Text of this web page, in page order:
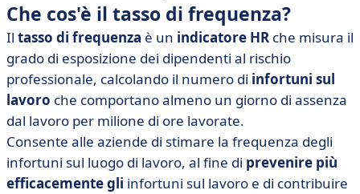
Che cos'è il tasso di frequenza?
Il tasso di frequenza è un indicatore HR che misura il
grado di esposizione dei dipendenti al rischio
professionale, calcolando il numero di infortuni sul
lavoro che comportano almeno un giorno di assenza
dal lavoro per milione di ore lavorate.
Consente alle aziende di stimare la frequenza degli
infortuni sul luogo di lavoro, al fine di prevenire più
efficacemente gli infortuni sul lavoro e di contribuire